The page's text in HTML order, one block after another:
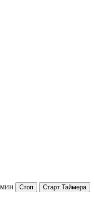
мин Стоп Старт Таймера